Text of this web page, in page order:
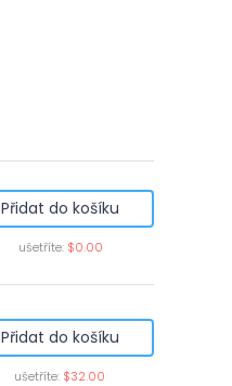
Přidat do košíku
ušetříte: $0.00
Přidat do košíku
ušetříte: $32.00